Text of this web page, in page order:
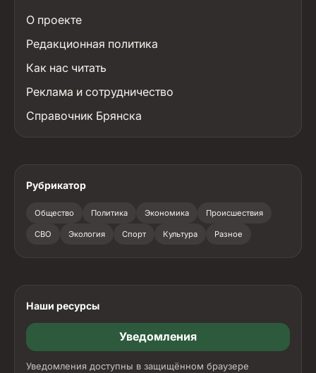
О проекте
Редакционная политика
Как нас читать
Реклама и сотрудничество
Справочник Брянска
Рубрикатор
Общество Политика Экономика Происшествия
СВО Экология Спорт Культура Разное
Наши ресурсы
Уведомления
Уведомления доступны в защищённом браузере